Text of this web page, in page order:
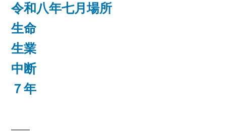
令和八年七月場所
生命
生業
中断
７年